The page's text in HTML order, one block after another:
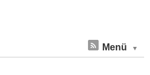
Menü